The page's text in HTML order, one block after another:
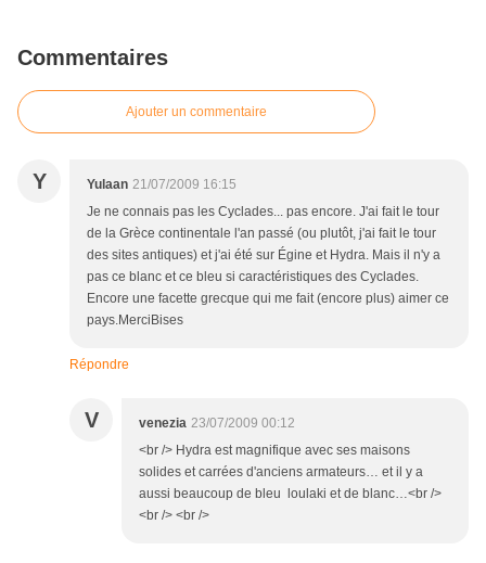
Commentaires
Ajouter un commentaire
Y Yulaan 21/07/2009 16:15
Je ne connais pas les Cyclades... pas encore. J'ai fait le tour
de la Grèce continentale l'an passé (ou plutôt, j'ai fait le tour
des sites antiques) et j'ai été sur Égine et Hydra. Mais il n'y a
pas ce blanc et ce bleu si caractéristiques des Cyclades.
Encore une facette grecque qui me fait (encore plus) aimer ce
pays.MerciBises
Répondre
V venezia 23/07/2009 00:12
<br /> Hydra est magnifique avec ses maisons
solides et carrées d'anciens armateurs… et il y a
aussi beaucoup de bleu loulaki et de blanc…<br />
<br /> <br />